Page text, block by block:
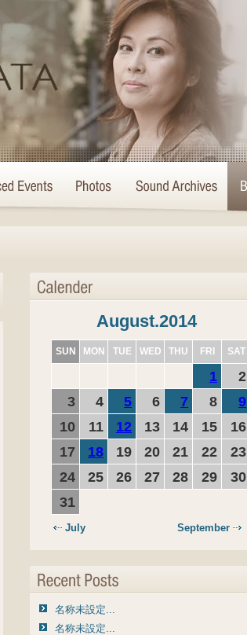
August.2014
SUN MON TUE WED THU FRI SAT
1
2
3
4 5 6 7 8
9
10
11 12 13 14 15
16
17
18 19 20 21 22
23
24
25 26 27 28 29
30
31
July September
名称未設定...
名称未設定...